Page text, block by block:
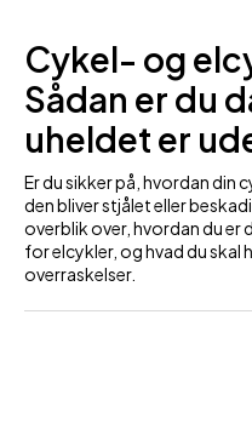
Cykel- og
Sådan er du
uheldet er
Er du sikker på, hvordan din
den bliver stjålet eller
overblik over, hvordan du
for elcykler, og hvad du skal
overraskelser.